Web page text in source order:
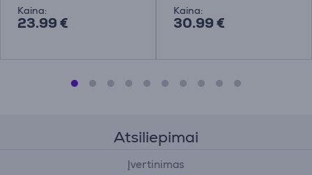
Kaina:
23.99 €
Kaina:
30.99 €
Atsiliepimai
Įvertinimas